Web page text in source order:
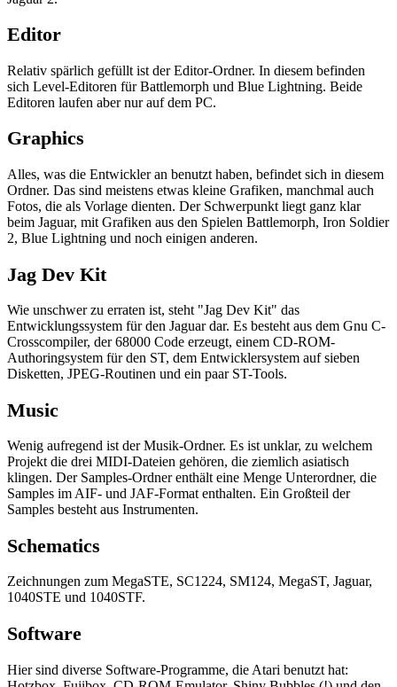
Editor
Relativ spärlich gefüllt ist der Editor-Ordner. In diesem befinden
sich Level-Editoren für Battlemorph und Blue Lightning. Beide
Editoren laufen aber nur auf dem PC.
Graphics
Alles, was die Entwickler an benutzt haben, befindet sich in diesem
Ordner. Das sind meistens etwas kleine Grafiken, manchmal auch
Fotos, die als Vorlage dienten. Der Schwerpunkt liegt ganz klar
beim Jaguar, mit Grafiken aus den Spielen Battlemorph, Iron Soldier
2, Blue Lightning und noch einigen anderen.
Jag Dev Kit
Wie unschwer zu erraten ist, steht "Jag Dev Kit" das
Entwicklungssystem für den Jaguar dar. Es besteht aus dem Gnu C-
Crosscompiler, der 68000 Code erzeugt, einem CD-ROM-
Authoringsystem für den ST, dem Entwicklersystem auf sieben
Disketten, JPEG-Routinen und ein paar ST-Tools.
Music
Wenig aufregend ist der Musik-Ordner. Es ist unklar, zu welchem
Projekt die drei MIDI-Dateien gehören, die ziemlich asiatisch
klingen. Der Samples-Ordner enthält eine Menge Unterordner, die
Samples im AIF- und JAF-Format enthalten. Ein Großteil der
Samples besteht aus Instrumenten.
Schematics
Zeichnungen zum MegaSTE, SC1224, SM124, MegaST, Jaguar,
1040STE und 1040STF.
Software
Hier sind diverse Software-Programme, die Atari benutzt hat: